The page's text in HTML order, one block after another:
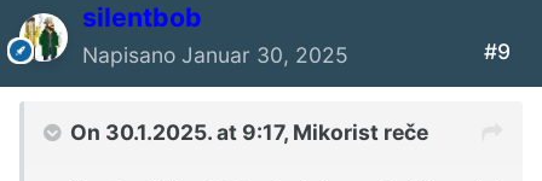
silentbob
Napisano Januar 30, 2025 #9
On 30.1.2025. at 9:17, Mikorist reče